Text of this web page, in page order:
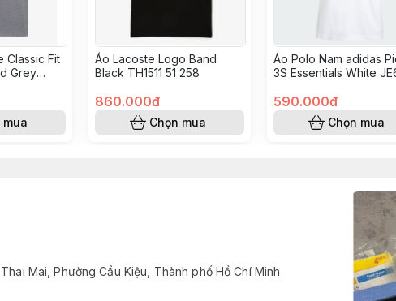
Classic Fit
Grey
mua
Áo Lacoste Logo Band
Black TH1511 51 258
860.000đ
Chọn mua
Áo Polo Nam adidas
3S Essentials White
590.000đ
Chọn mua
Mai, Phường Cầu Kiệu, Thành phố Hồ Chí Minh